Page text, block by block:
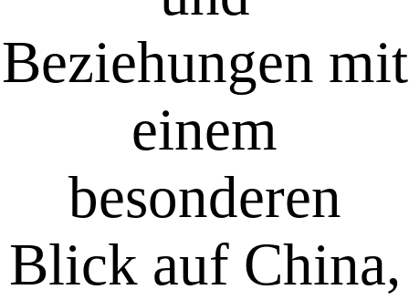
Beziehungen mit
einem
besonderen
Blick auf China,